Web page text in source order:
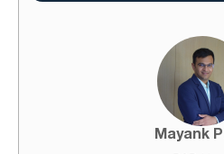
Mayank